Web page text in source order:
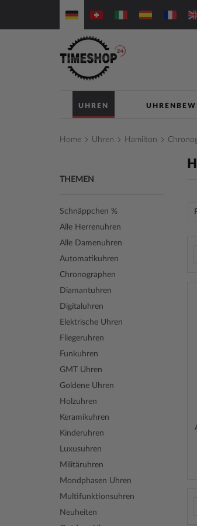
zum
UHREN
Home Uhren Hamilton
THEMEN
Alle Damenuhren
Alle Herrenuhren
Automatikuhren
Chronographen
Diamantuhren
Digitaluhren
Elektrische Uhren
Fliegeruhren
Funkuhren
GMT Uhren
Goldene Uhren
Holzuhren
Keramikuhren
Kinderuhren
Luxusuhren
Militäruhren
Mondphasen Uhren
Multifunktionsuhren
Neuheiten
Schnäppchen %